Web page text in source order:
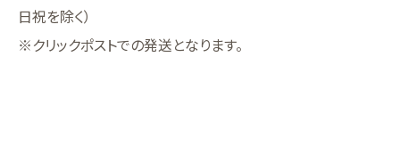
日祝を除く）
※クリックポストでの発送となります。